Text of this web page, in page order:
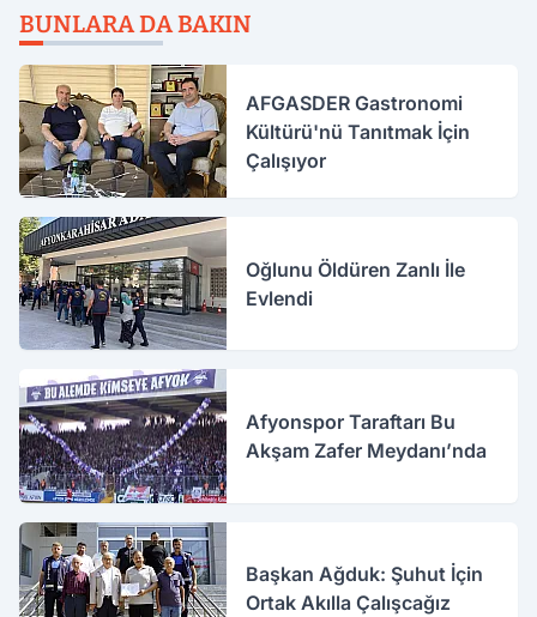
BUNLARA DA BAKIN
AFGASDER Gastronomi
Kültürü'nü Tanıtmak İçin
Çalışıyor
Oğlunu Öldüren Zanlı İle
Evlendi
Afyonspor Taraftarı Bu
Akşam Zafer Meydanı’nda
Başkan Ağduk: Şuhut İçin
Ortak Akılla Çalışcağız